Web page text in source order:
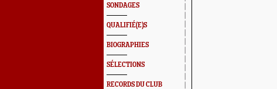
SONDAGES
QUALIFIÉ(E)S
BIOGRAPHIES
SÉLECTIONS
RECORDS DU CLUB